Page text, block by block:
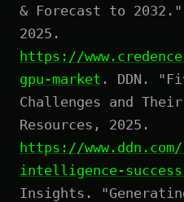
& Forecast to 2032."
2025.
https://
gpu-market . DDN.
Challenges and
Resources, 2025.
https://
intelligence-
Insights.